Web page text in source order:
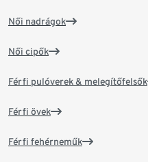
Női nadrágok
Női cipők
Férfi pulóverek & melegítőfelsők
Férfi övek
Férfi fehérneműk